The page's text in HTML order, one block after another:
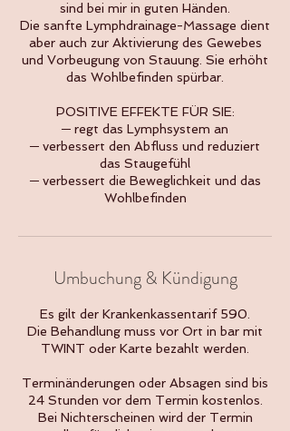
sind bei mir in guten Händen.
Die sanfte Lymphdrainage-Massage dient
aber auch zur Aktivierung des Gewebes
und Vorbeugung von Stauung. Sie erhöht
das Wohlbefinden spürbar.
POSITIVE EFFEKTE FÜR SIE:
─ regt das Lymphsystem an
─ verbessert den Abfluss und reduziert
das Staugefühl
─ verbessert die Beweglichkeit und das
Wohlbefinden
Umbuchung & Kündigung
Es gilt der Krankenkassentarif 590.
Die Behandlung muss vor Ort in bar mit
TWINT oder Karte bezahlt werden.
Terminänderungen oder Absagen sind bis
24 Stunden vor dem Termin kostenlos.
Bei Nichterscheinen wird der Termin